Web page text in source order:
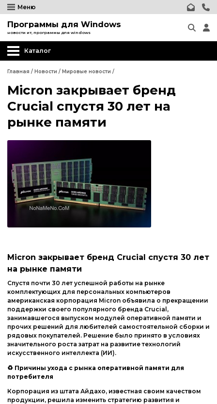
Меню
Программы для Windows
новости ит, программы для windows
Каталог
Главная / Новости / Мировые новости /
Micron закрывает бренд
Crucial спустя 30 лет на
рынке памяти
Micron закрывает бренд Crucial спустя 30 лет
на рынке памяти
Спустя почти 30 лет успешной работы на рынке
комплектующих для персональных компьютеров
американская корпорация Micron объявила о прекращении
поддержки своего популярного бренда Crucial,
занимавшегося выпуском модулей оперативной памяти и
прочих решений для любителей самостоятельной сборки и
рядовых покупателей. Решение было принято в условиях
значительного роста затрат на развитие технологий
искусственного интеллекта (ИИ).
♻ Причины ухода с рынка оперативной памяти для
потребителя
Корпорация из штата Айдахо, известная своим качеством
продукции, решила изменить стратегию развития и